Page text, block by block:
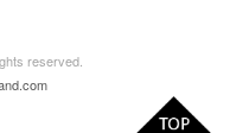
reserved.